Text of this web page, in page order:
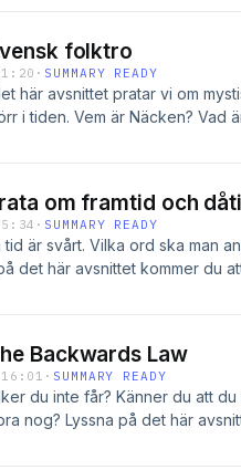
Center (Lev Svenskan) den
transkriberingar till
i veckans häng. Klicka
folktro
· SUMMARY READY
här avsnittet pratar vi om
i tiden. Vem är Näcken? Vad
här för att prenumerera på
om framtid och
· SUMMARY READY
tid är svårt. Vilka ord ska man
det här avsnittet kommer du
Backwards Law
· SUMMARY READY
du inte får? Känner du att
nog? Lyssna på det här